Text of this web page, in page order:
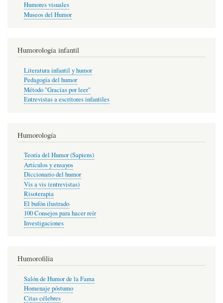
Humores visuales
Museos del Humor
Humorología infantil
Literatura infantil y humor
Pedagogía del humor
Método "Gracias por leer"
Entrevistas a escritores infantiles
Humorología
Teoría del Humor (Sapiens)
Artículos y ensayos
Diccionario del humor
Vis a vis (entrevistas)
Risoterapia
El bufón ilustrado
100 Consejos para hacer reír
Investigaciones
Humorofilia
Salón de Humor de la Fama
Homenaje póstumo
Citas célebres